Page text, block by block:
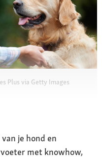
Plus via Getty Images
je hond en
met knowhow,